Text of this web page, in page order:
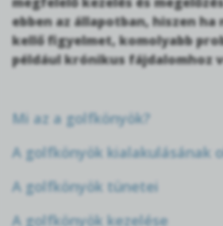
ebben az állapotban, hiszen
kellő figyelmet, komolyabb
például krónikus fájdalomhoz
Mi az a golfkönyök?
A golfkönyök kialakulásának
A golfkönyök tünetei
A golfkönyök kezelése